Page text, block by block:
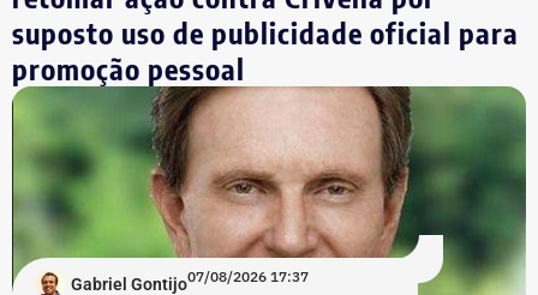
*Valor correspondente à soma de R$ 122.642,00 em espécie
convertidos de dólar e R$ 88.000,00 em reais declarados em dinheiro
Os dados são públicos e ficam disponíveis para consulta
no sistema DivulgaCandContas, do TSE.
suposto uso de publicidade oficial para
promoção pessoal
Gabriel Gontijo07/08/2026 17:37